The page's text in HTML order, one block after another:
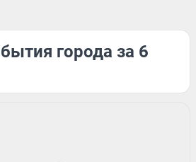
города за 6